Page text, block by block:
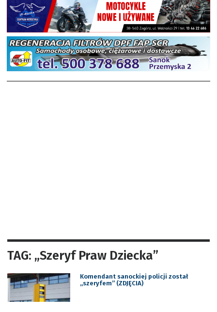
TAG: „Szeryf Praw Dziecka”
Komendant sanockiej policji został
„szeryfem” (ZDJĘCIA)